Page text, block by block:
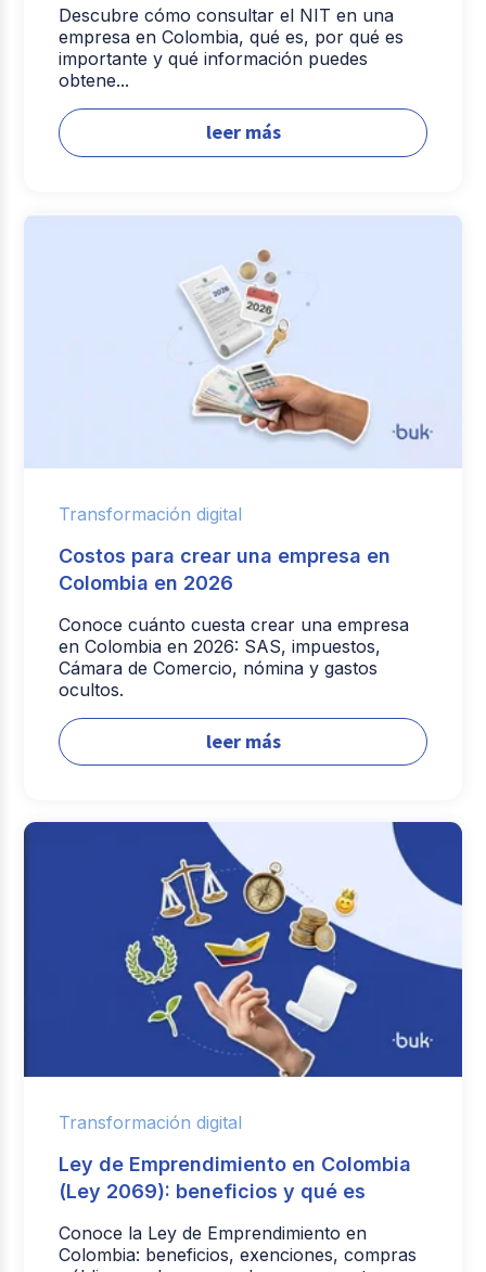
Descubre cómo consultar el NIT en una
empresa en Colombia, qué es, por qué es
importante y qué información puedes
obtene...
leer más
Transformación digital
Costos para crear una empresa en
Colombia en 2026
Conoce cuánto cuesta crear una empresa
en Colombia en 2026: SAS, impuestos,
Cámara de Comercio, nómina y gastos
ocultos.
leer más
Transformación digital
Ley de Emprendimiento en Colombia
(Ley 2069): beneficios y qué es
Conoce la Ley de Emprendimiento en
Colombia: beneficios, exenciones, compras